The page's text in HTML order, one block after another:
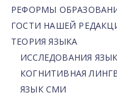
РЕФОРМЫ
ГОСТИ НАШЕЙ
ТЕОРИЯ ЯЗЫКА
ИССЛЕДОВАНИЯ
КОГНИТИВНАЯ
ЯЗЫК СМИ